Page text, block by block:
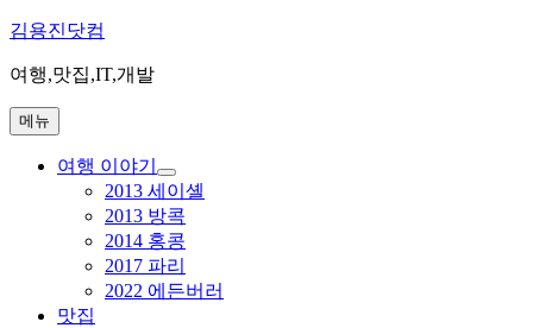
콘
츠
로
바
김용진닷컴
여행,맛집,IT,개발
메뉴
여행 이야기
하
위
메
뉴
확
장
2013 세이셸
2013 방콕
2014 홍콩
2017 파리
2022 에든버러
맛집